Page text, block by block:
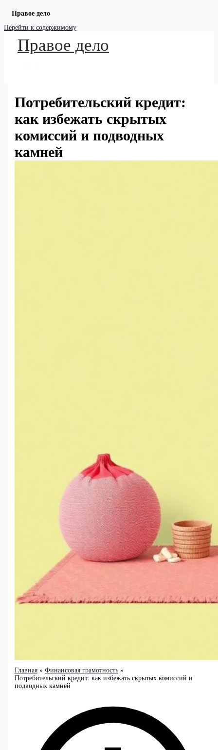
Правое дело
Перейти к содержимому
Правое дело
Потребительский кредит:
как избежать скрытых
комиссий и подводных
камней
Главная
Финансовая грамотность
Потребительский кредит: как избежать скрытых комиссий и
подводных камней